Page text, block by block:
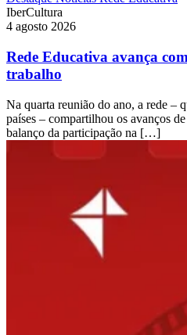
IberCultura
4 agosto 2026
Rede Educativa avança
trabalho
Na quarta reunião do ano, a rede –
países – compartilhou os avanços
balanço da participação na […]